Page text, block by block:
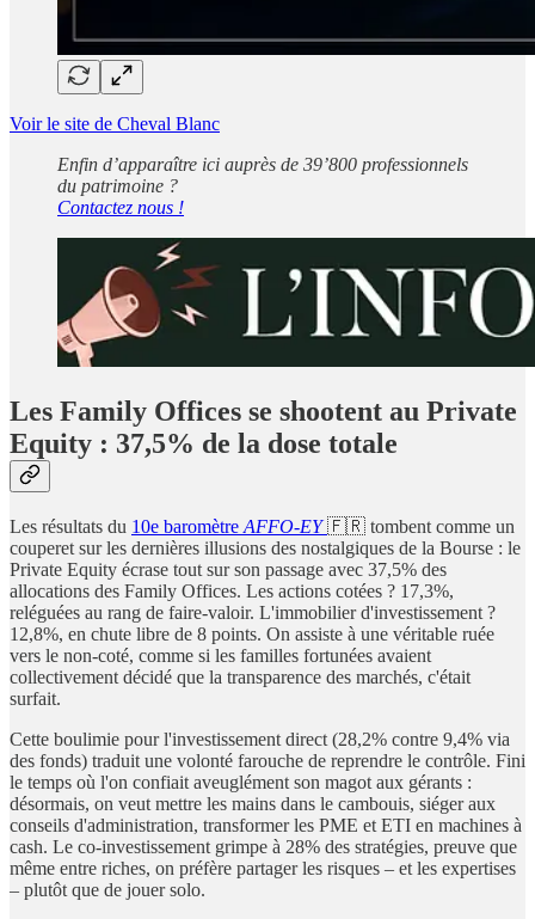
Voir le site de Cheval Blanc
Enfin d’apparaître ici auprès de 39’800 professionnels
du patrimoine ?
Contactez nous !
Les Family Offices se shootent au Private
Equity : 37,5% de la dose totale
Les résultats du 10e baromètre AFFO-EY 🇫🇷 tombent comme un
couperet sur les dernières illusions des nostalgiques de la Bourse : le
Private Equity écrase tout sur son passage avec 37,5% des
allocations des Family Offices. Les actions cotées ? 17,3%,
reléguées au rang de faire-valoir. L'immobilier d'investissement ?
12,8%, en chute libre de 8 points. On assiste à une véritable ruée
vers le non-coté, comme si les familles fortunées avaient
collectivement décidé que la transparence des marchés, c'était
surfait.
Cette boulimie pour l'investissement direct (28,2% contre 9,4% via
des fonds) traduit une volonté farouche de reprendre le contrôle. Fini
le temps où l'on confiait aveuglément son magot aux gérants :
désormais, on veut mettre les mains dans le cambouis, siéger aux
conseils d'administration, transformer les PME et ETI en machines à
cash. Le co-investissement grimpe à 28% des stratégies, preuve que
même entre riches, on préfère partager les risques – et les expertises
– plutôt que de jouer solo.